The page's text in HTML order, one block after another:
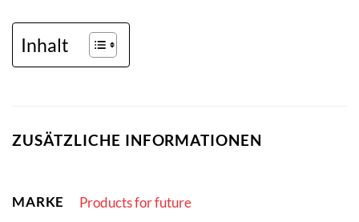
Inhalt
ZUSÄTZLICHE INFORMATIONEN
MARKE Products for future